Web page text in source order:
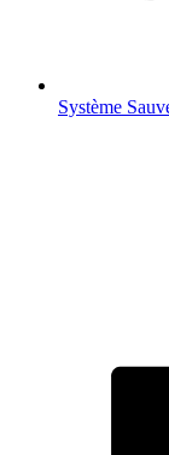
Système